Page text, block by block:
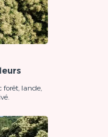
lande,